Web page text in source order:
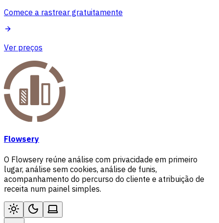
Comece a rastrear gratuitamente
Ver preços
Flowsery
O Flowsery reúne análise com privacidade em primeiro
lugar, análise sem cookies, análise de funis,
acompanhamento do percurso do cliente e atribuição de
receita num painel simples.